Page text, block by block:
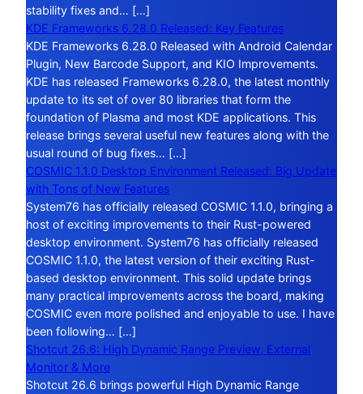
stability fixes and… […]
KDE Frameworks 6.28.0 Released: Key Features
KDE Frameworks 6.28.0 Released with Android Calendar
Plugin, New Barcode Support, and KIO Improvements.
KDE has released Frameworks 6.28.0, the latest monthly
update to its set of over 80 libraries that form the
foundation of Plasma and most KDE applications. This
release brings several useful new features along with the
usual round of bug fixes… […]
COSMIC 1.1.0 Desktop Environment Released: Big Update
with Tons of New Features
System76 has officially released COSMIC 1.1.0, bringing a
host of exciting improvements to their Rust-powered
desktop environment. System76 has officially released
COSMIC 1.1.0, the latest version of their exciting Rust-
based desktop environment. This solid update brings
many practical improvements across the board, making
COSMIC even more polished and enjoyable to use. I have
been following… […]
Shotcut 26.6: High Dynamic Range Preview, External
Monitor & More
Shotcut 26.6 brings powerful High Dynamic Range